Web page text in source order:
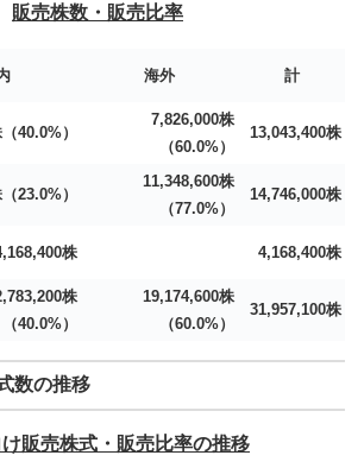
販売株数・販売比率
海外 計
40.0%）
7,826,000株
（60.0%）
13,043,400株
23.0%）
11,348,600株
（77.0%）
14,746,000株
株 4,168,400株
株
（40.0%）
19,174,600株
（60.0%）
31,957,100株
数の推移
け販売株式・販売比率の推移